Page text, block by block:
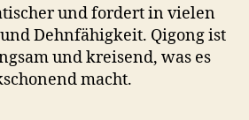
und fordert in vielen
Dehnfähigkeit. Qigong ist
und kreisend, was es
macht.